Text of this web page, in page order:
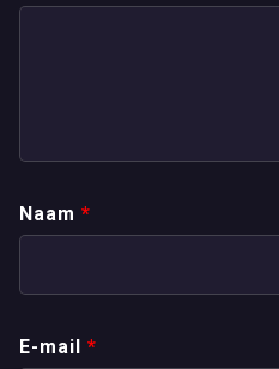
Naam *
E-mail *